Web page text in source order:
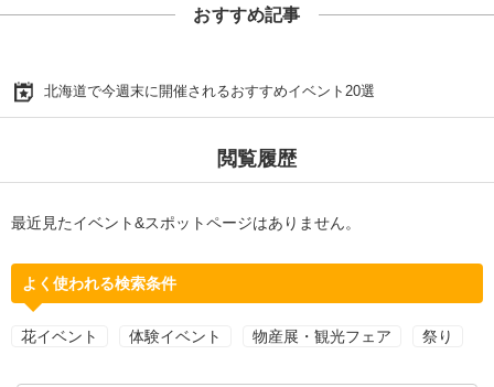
おすすめ記事
北海道で今週末に開催されるおすすめイベント20選
閲覧履歴
最近見たイベント&スポットページはありません。
よく使われる検索条件
花イベント 体験イベント 物産展・観光フェア 祭り